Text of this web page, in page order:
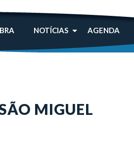
NOTÍCIAS AGENDA
MIGUEL